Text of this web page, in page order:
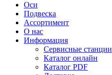
Оси
Подвеска
Ассортимент
О нас
Информация
Сервисные станции
Каталог онлайн
Каталог PDF